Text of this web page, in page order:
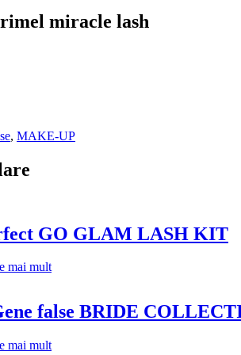
miracle lash
, MAKE-UP
GO GLAM LASH KIT
mai mult
false BRIDE
mai mult